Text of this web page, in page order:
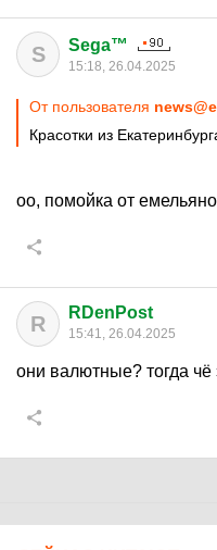
S Sega™
15:18, 26.04.2025
От пользователя
Красотки из
оо, помойка от
R RDenPost
15:41, 26.04.2025
они валютные? тогда чё